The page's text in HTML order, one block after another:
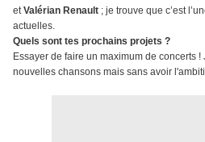
etValérian Renault ; je trouve que c’est
actuelles.
Quels sont tes prochains projets ?
Essayer de faire un maximum de concerts
nouvelles chansons mais sans avoir